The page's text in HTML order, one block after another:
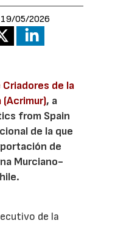
19/05/2026
de la
(Acrimur), a
from Spain
de la que
de
Murciano-
de la